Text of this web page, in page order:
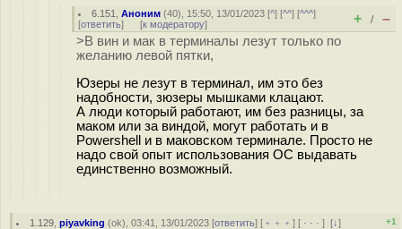
6.151 ,Аноним (40), 15:50, 13/01/2023 [^] [^^] [^^^]
[ответить] [к модератору] + / –
>В вин и мак в терминалы лезут только по
желанию левой пятки,
Юзеры не лезут в терминал, им это без
надобности, зюзеры мышками клацают.
А люди который работают, им без разницы, за
маком или за виндой, могут работать и в
Powershell и в маковском терминале. Просто не
надо свой опыт использования ОС выдавать
единственно возможный.
1.129 ,piyavking (ok), 03:41, 13/01/2023 [ответить] [ ﹢﹢﹢] [ · · ·][↓]
+1